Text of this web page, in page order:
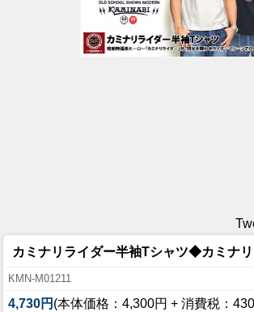
カミナリライダー半袖Tシャツ◆カミナリ
KMN-M01211
4,730円 (本体価格：4,300円 + 消費税：